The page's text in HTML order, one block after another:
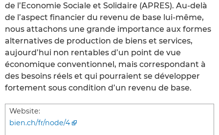
de l’Economie Sociale et Solidaire (APRES). Au-delà
de l’aspect financier du revenu de base lui-même,
nous attachons une grande importance aux formes
alternatives de production de biens et services,
aujourd’hui non rentables d’un point de vue
économique conventionnel, mais correspondant à
des besoins réels et qui pourraient se développer
fortement sous condition d’un revenu de base.
Website:
bien.ch/fr/node/4